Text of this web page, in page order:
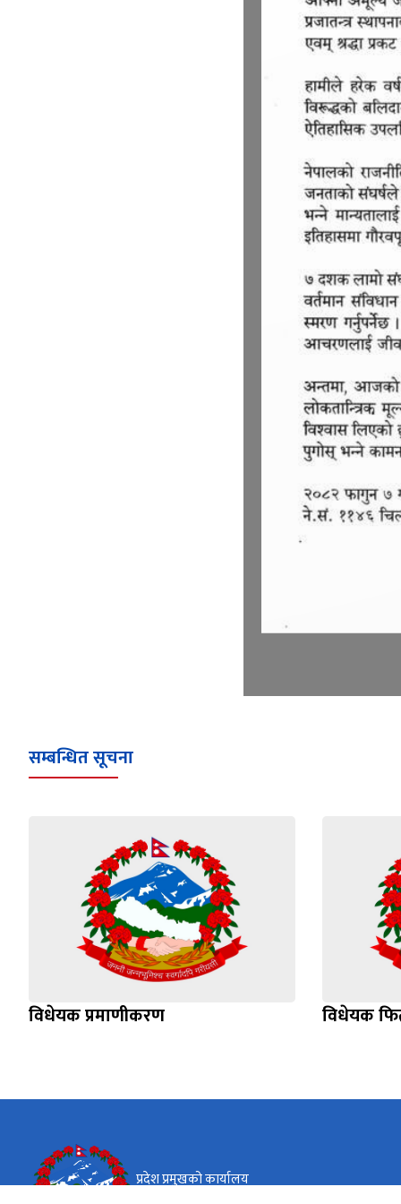
सम्बन्धित सूचना
विधेयक प्रमाणीकरण विधेयक
प्रदेश प्रमुखको कार्यालय